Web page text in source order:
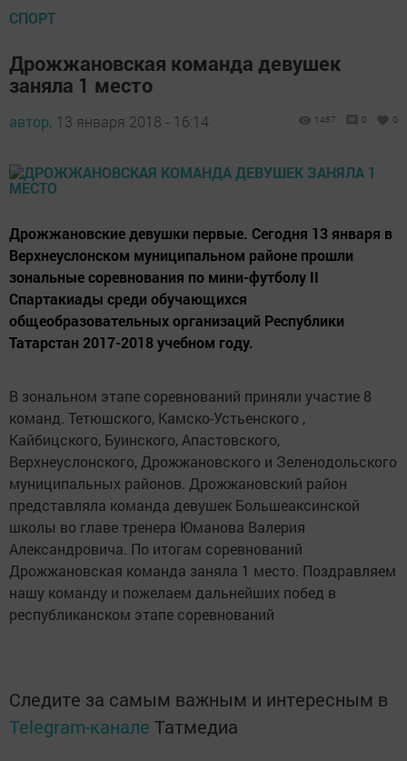
СПОРТ
Дрожжановская команда девушек
заняла 1 место
автор, 13 января 2018 - 16:14 1467 0 0
Дрожжановские девушки первые. Сегодня 13 января в
Верхнеуслонском муниципальном районе прошли
зональные соревнования по мини-футболу II
Спартакиады среди обучающихся
общеобразовательных организаций Республики
Татарстан 2017-2018 учебном году.
В зональном этапе соревнований приняли участие 8
команд. Тетюшского, Камско-Устьенского ,
Кайбицского, Буинского, Апастовского,
Верхнеуслонского, Дрожжановского и Зеленодольского
муниципальных районов. Дрожжановский район
представляла команда девушек Большеаксинской
школы во главе тренера Юманова Валерия
Александровича. По итогам соревнований
Дрожжановская команда заняла 1 место. Поздравляем
нашу команду и пожелаем дальнейших побед в
республиканском этапе соревнований
Следите за самым важным и интересным в
Telegram-канале Татмедиа